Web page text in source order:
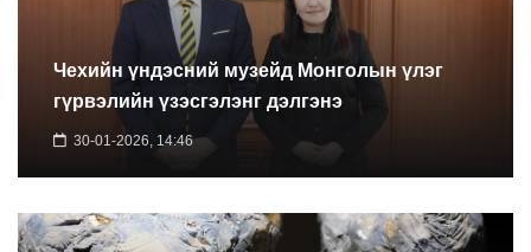
Чехийн үндэсний музейд Монголын үлэг
гүрвэлийн үзэсгэлэнг дэлгэнэ
30-01-2026, 14:46